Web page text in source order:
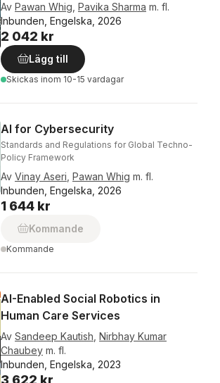
Av Pawan Whig Pavika Sharma m. fl.
Inbunden, Engelska, 2026
2 042 kr
Lägg till
Skickas inom 10-15 vardagar
AI for Cybersecurity
Standards and Regulations for Global Techno-
Policy Framework
Av Vinay Aseri Pawan Whig m. fl.
Inbunden, Engelska, 2026
1 644 kr
Kommande
Kommande
AI-Enabled Social Robotics in
Human Care Services
Av Sandeep Kautish Nirbhay Kumar
Chaubey m. fl.
Inbunden, Engelska, 2023
3 622 kr